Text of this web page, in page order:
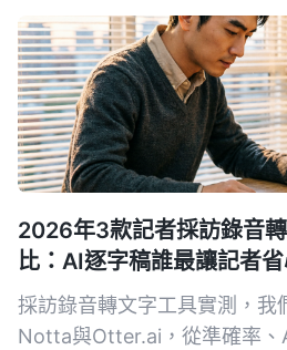
整理會議、課程、訪談與網路
2026年3款記者採訪錄音
比：AI逐字稿誰最讓記者省
採訪錄音轉文字工具實測，我
Notta與Otter.ai，從準確率、